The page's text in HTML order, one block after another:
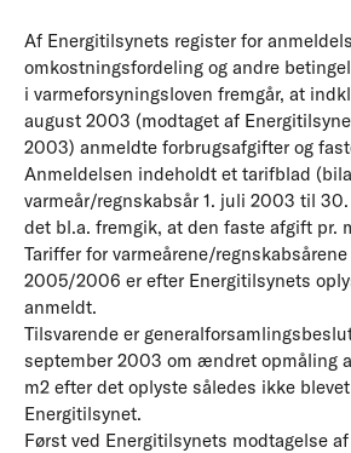
Af Energitilsynets register for
omkostningsfordeling og andre
i varmeforsyningsloven fremgår, at
august 2003 (modtaget af
2003) anmeldte forbrugsafgifter og
Anmeldelsen indeholdt et tarifblad
varmeår/regnskabsår 1. juli 2003 til
det bl.a. fremgik, at den faste afgift pr.
Tariffer for varmeårene/
2005/2006 er efter Energitilsynets
anmeldt.
Tilsvarende er
september 2003 om ændret opmåling
m2 efter det oplyste således ikke
Energitilsynet.
Først ved Energitilsynets modtagelse